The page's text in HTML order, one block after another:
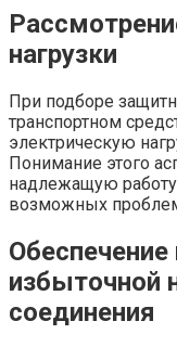
нагрузки
При подборе
транспортном
электрическую
Понимание этого
надлежащую
возможных
избыточной
соединения